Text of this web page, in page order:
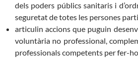
dels poders públics sanitaris i
seguretat de totes les persones
articulin accions que puguin
voluntària no professional,
professionals competents per fer-